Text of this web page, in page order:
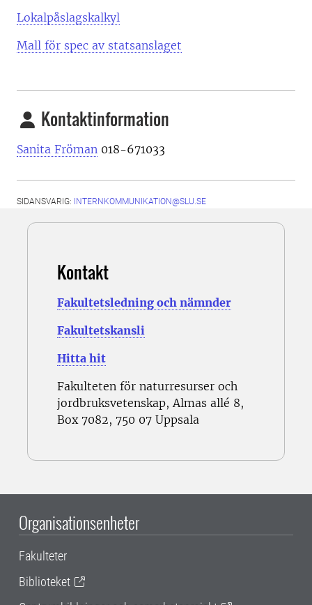
Lokalpåslagskalkyl
Mall för spec av statsanslaget
Kontaktinformation
Sanita Fröman 018-671033
SIDANSVARIG: INTERNKOMMUNIKATION@SLU.SE
Kontakt
Fakultetsledning och nämnder
Fakultetskansli
Hitta hit
Fakulteten för naturresurser och
jordbruksvetenskap, Almas allé 8,
Box 7082, 750 07 Uppsala
Organisationsenheter
Fakulteter
Biblioteket